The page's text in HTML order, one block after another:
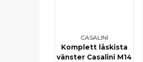
CASALINI
Komplett låskista
vänster Casalini M14